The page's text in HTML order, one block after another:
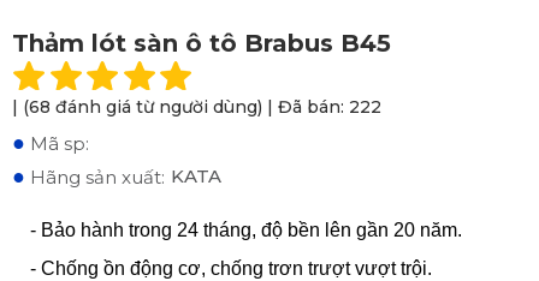
Thảm lót sàn ô tô Brabus B45
| (68 đánh giá từ người dùng) | Đã bán: 222
● Mã sp:
● Hãng sản xuất: KATA
- Bảo hành trong 24 tháng, độ bền lên gần 20 năm.
- Chống ồn động cơ, chống trơn trượt vượt trội.